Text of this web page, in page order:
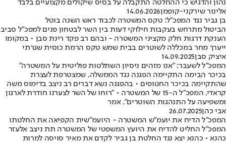
נהון והדגיש כי ההחלטה התקבלה על בסיס שיקולים מקצועיים בלבד
אלינור שירקני-קופמן14.06.2026
בן גביר נגד המפכ"ל: טקס המשטרה לכבוד ראש השנה בוטל
הביטול מתרחש בעקבות חילוקי דעות בין השר לבטחון פנים למפכ״ל סביב
הענקת דרגות חלק מקציני המשטרה - ובהם רב פקד רינת סבן • במקומו
ייערך מחר במכללה לשוטרים בבית שמש טקס הרמת כוסית שגרתי
איציק סבן14.09.2025
המפכ"ל לשעבר: "אנו מזהים ניסיון השתלטות פוליטית על המשטרה"
בכיכר הבימה התקיימה הפגנה נגד הממשלה, שמצטרפת לעצרת
שהתקיימה בכיכר החטופים • בהפגנה נשא דברים רב ניצב בדימוס משה
קראדי, המפכ״ל ה-15 של המשטרה • "רוחו של השר לצערנו חודרת לארגון
ומשפיעה על התנהגות השוטרים", אמר
אבי כהן26.07.2025
המפכ"ל הדיח את יועמ"ש המשטרה - היועמ"שית הקפיאה את החלטתו
המפכ״ל החליט להדיח את היועץ המשפטי של המשטרה תת ניצב אלעזר
כהנא • כהנא יצא נגד החלטת בן גביר לקדם את מאיר סויסה למרות